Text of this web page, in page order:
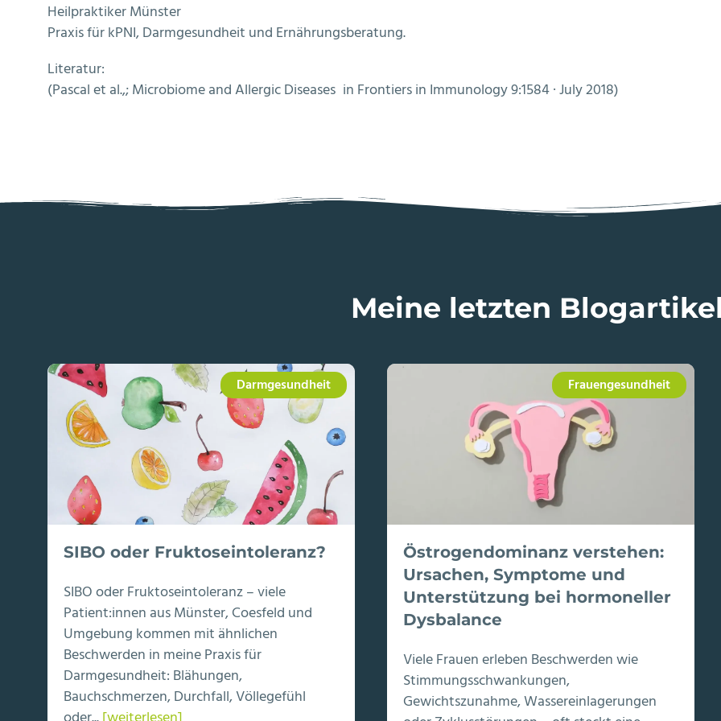
Heilpraktiker Münster
Praxis für kPNI, Darmgesundheit und Ernährungsberatung.
Literatur:
(Pascal et al.,; Microbiome and Allergic Diseases in Frontiers in Immunology 9:1584 · July 2018)
Meine letzten
Darmgesundheit
SIBO oder Fruktoseintoleranz?
SIBO oder Fruktoseintoleranz – viele
Patient:innen aus Münster, Coesfeld und
Umgebung kommen mit ähnlichen
Beschwerden in meine Praxis für
Darmgesundheit: Blähungen,
Bauchschmerzen, Durchfall, Völlegefühl
Frauengesundheit
Östrogendominanz verstehen:
Ursachen, Symptome und
Unterstützung bei hormoneller
Dysbalance
Viele Frauen erleben Beschwerden wie
Stimmungsschwankungen,
Gewichtszunahme, Wassereinlagerungen